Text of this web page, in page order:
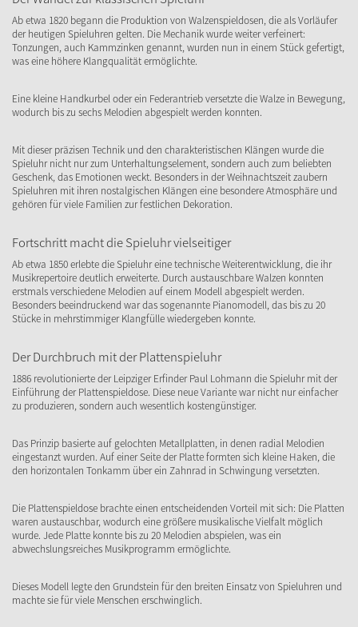
Ab etwa 1820 begann die Produktion von Walzenspieldosen, die als Vorläufer
der heutigen Spieluhren gelten. Die Mechanik wurde weiter verfeinert:
Tonzungen, auch Kammzinken genannt, wurden nun in einem Stück gefertigt,
was eine höhere Klangqualität ermöglichte.
Eine kleine Handkurbel oder ein Federantrieb versetzte die Walze in Bewegung,
wodurch bis zu sechs Melodien abgespielt werden konnten.
Mit dieser präzisen Technik und den charakteristischen Klängen wurde die
Spieluhr nicht nur zum Unterhaltungselement, sondern auch zum beliebten
Geschenk, das Emotionen weckt. Besonders in der Weihnachtszeit zaubern
Spieluhren mit ihren nostalgischen Klängen eine besondere Atmosphäre und
gehören für viele Familien zur festlichen Dekoration.
Fortschritt macht die Spieluhr vielseitiger
Ab etwa 1850 erlebte die Spieluhr eine technische Weiterentwicklung, die ihr
Musikrepertoire deutlich erweiterte. Durch austauschbare Walzen konnten
erstmals verschiedene Melodien auf einem Modell abgespielt werden.
Besonders beeindruckend war das sogenannte Pianomodell, das bis zu 20
Stücke in mehrstimmiger Klangfülle wiedergeben konnte.
Der Durchbruch mit der Plattenspieluhr
1886 revolutionierte der Leipziger Erfinder Paul Lohmann die Spieluhr mit der
Einführung der Plattenspieldose. Diese neue Variante war nicht nur einfacher
zu produzieren, sondern auch wesentlich kostengünstiger.
Das Prinzip basierte auf gelochten Metallplatten, in denen radial Melodien
eingestanzt wurden. Auf einer Seite der Platte formten sich kleine Haken, die
den horizontalen Tonkamm über ein Zahnrad in Schwingung versetzten.
Die Plattenspieldose brachte einen entscheidenden Vorteil mit sich: Die Platten
waren austauschbar, wodurch eine größere musikalische Vielfalt möglich
wurde. Jede Platte konnte bis zu 20 Melodien abspielen, was ein
abwechslungsreiches Musikprogramm ermöglichte.
Dieses Modell legte den Grundstein für den breiten Einsatz von Spieluhren und
machte sie für viele Menschen erschwinglich.